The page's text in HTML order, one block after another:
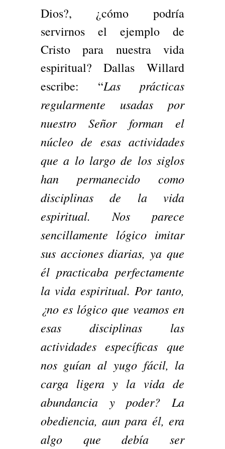
Dios?, ¿cómo podría
servirnos el ejemplo de
Cristo para nuestra vida
espiritual? Dallas Willard
escribe: “Las prácticas
regularmente usadas por
nuestro Señor forman el
núcleo de esas actividades
que a lo largo de los siglos
han permanecido como
disciplinas de la vida
espiritual. Nos parece
sencillamente lógico imitar
sus acciones diarias, ya que
él practicaba perfectamente
la vida espiritual. Por tanto,
¿no es lógico que veamos en
esas disciplinas las
actividades específicas que
nos guían al yugo fácil, la
carga ligera y la vida de
abundancia y poder? La
obediencia, aun para él, era
algo que debía ser